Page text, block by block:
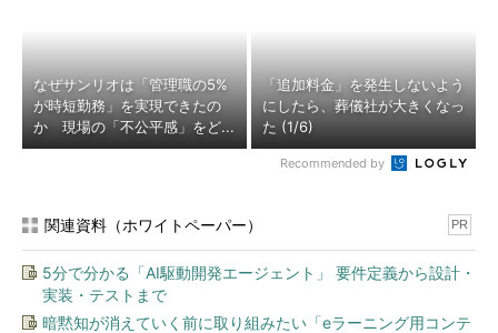
なぜサンリオは「管理職の5%
が時短勤務」を実現できたの
か 現場の「不公平感」をど...
「追加料金」を発生しないよう
にしたら、葬儀社が大きくなっ
た (1/6)
Recommended by
関連資料（ホワイトペーパー） PR
5分で分かる「AI駆動開発エージェント」 要件定義から設計・
実装・テストまで
暗黙知が消えていく前に取り組みたい「eラーニング用コンテ